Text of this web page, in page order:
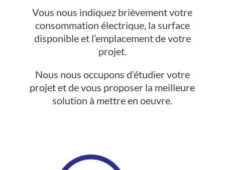
Vous nous indiquez brièvement votre
consommation électrique, la surface
disponible et l’emplacement de votre
projet.
Nous nous occupons d’étudier votre
projet et de vous proposer la meilleure
solution à mettre en oeuvre.